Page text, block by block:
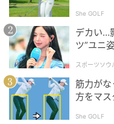
ワッグルONLINE
ドライバーで上から
らOK。3番ウッドを
She GOLF
デカい…
ツ”ユニ
スポーツソウ
筋力が
方をマス
She GOLF